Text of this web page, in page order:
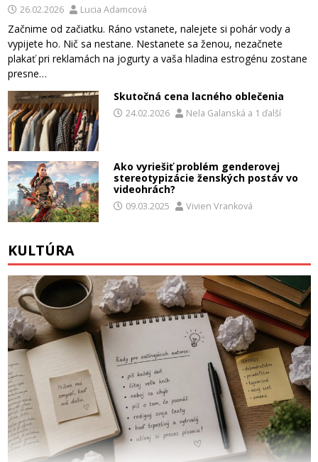
26.02.2026 Lucia Adamcová
Začnime od začiatku. Ráno vstanete, nalejete si pohár vody a
vypijete ho. Nič sa nestane. Nestanete sa ženou, nezačnete
plakať pri reklamách na jogurty a vaša hladina estrogénu zostane
presne…
Skutočná cena lacného oblečenia
24.02.2026 Nela Galanská a 1 ďalší
Ako vyriešiť problém genderovej
stereotypizácie ženských postáv vo
videohrách?
09.03.2025 Vivien Vranková
KULTÚRA